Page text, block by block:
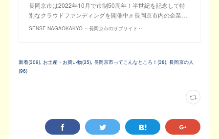
長岡京市は2022年10月で市制50周年！半世紀を記念して特
別なクラウドファンディングを開催中♬長岡京市内の企業…
SENSE NAGAOKAKYO ～長岡京市のサブサイト～
新着(309) お土産・お買い物(35) 長岡京市ってこんなところ！(38) 長岡京の人
(96)